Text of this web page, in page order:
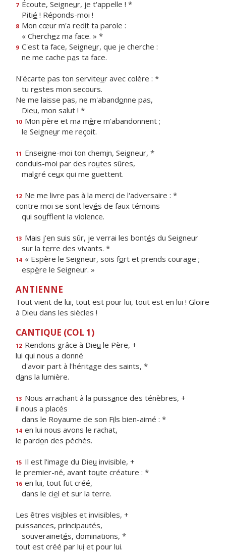
7 Écoute, Seigneur, je t'appelle ! *
Pitié ! Réponds-moi !
8 Mon cœur m'a redit ta parole :
« Cherchez ma face. » *
9 C'est ta face, Seigneur, que je cherche :
ne me cache pas ta face.
N'écarte pas ton serviteur avec colère : *
tu restes mon secours.
Ne me laisse pas, ne m'abandonne pas,
Dieu, mon salut ! *
10 Mon père et ma mère m'abandonnent ;
le Seigneur me reçoit.
11 Enseigne-moi ton chemin, Seigneur, *
conduis-moi par des routes sûres,
malgré ceux qui me guettent.
12 Ne me livre pas à la merci de l'adversaire : *
contre moi se sont levés de faux témoins
qui soufflent la violence.
13 Mais j'en suis sûr, je verrai les bontés du Seigneur
sur la terre des vivants. *
14 « Espère le Seigneur, sois fort et prends courage ;
espère le Seigneur. »
ANTIENNE
Tout vient de lui, tout est pour lui, tout est en lui ! Gloire
à Dieu dans les siècles !
CANTIQUE (COL 1)
12 Rendons grâce à Dieu le Père, +
lui qui nous a donné
d'avoir part à l'héritage des saints, *
dans la lumière.
13 Nous arrachant à la puissance des ténèbres, +
il nous a placés
dans le Royaume de son Fils bien-aimé : *
14 en lui nous avons le rachat,
le pardon des péchés.
15 Il est l'image du Dieu invisible, +
le premier-né, avant toute créature : *
16 en lui, tout fut créé,
dans le ciel et sur la terre.
Les êtres visibles et invisibles, +
puissances, principautés,
souverainetés, dominations, *
tout est créé par lui et pour lui.